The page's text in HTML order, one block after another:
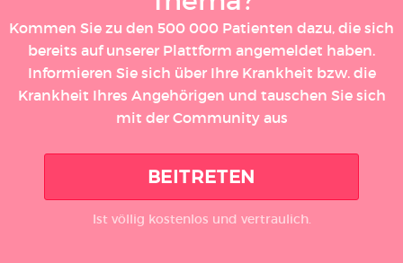
Kommen Sie zu den 500 000 Patienten dazu, die sich
bereits auf unserer Plattform angemeldet haben.
Informieren Sie sich über Ihre Krankheit bzw. die
Krankheit Ihres Angehörigen und tauschen Sie sich
mit der Community aus
BEITRETEN
Ist völlig kostenlos und vertraulich.